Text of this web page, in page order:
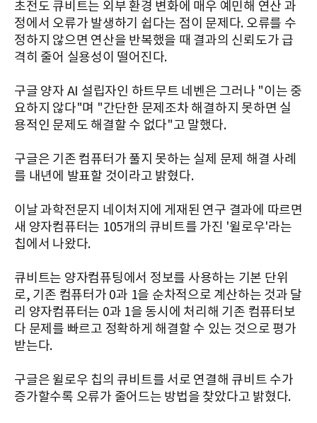
초전도 큐비트는 외부 환경 변화에 매우 예민해 연산 과
정에서 오류가 발생하기 쉽다는 점이 문제다. 오류를 수
정하지 않으면 연산을 반복했을 때 결과의 신뢰도가 급
격히 줄어 실용성이 떨어진다.
구글 양자 AI 설립자인 하트무트 네벤은 그러나 "이는 중
요하지 않다"며 "간단한 문제조차 해결하지 못하면 실
용적인 문제도 해결할 수 없다"고 말했다.
구글은 기존 컴퓨터가 풀지 못하는 실제 문제 해결 사례
를 내년에 발표할 것이라고 밝혔다.
이날 과학전문지 네이처지에 게재된 연구 결과에 따르면
새 양자컴퓨터는 105개의 큐비트를 가진 '윌로우'라는
칩에서 나왔다.
큐비트는 양자컴퓨팅에서 정보를 사용하는 기본 단위
로, 기존 컴퓨터가 0과 1을 순차적으로 계산하는 것과 달
리 양자컴퓨터는 0과 1을 동시에 처리해 기존 컴퓨터보
다 문제를 빠르고 정확하게 해결할 수 있는 것으로 평가
받는다.
구글은 윌로우 칩의 큐비트를 서로 연결해 큐비트 수가
증가할수록 오류가 줄어드는 방법을 찾았다고 밝혔다.